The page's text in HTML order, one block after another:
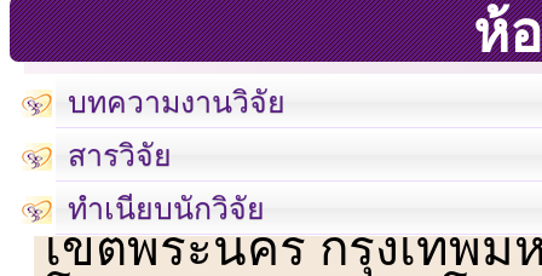
ห้
บทความงานวิจัย
สารวิจัย
ทำเนียบนักวิจัย
เลขที่ 23 ชั้น 2 ถนนวิ
เขตพระนคร กรุงเทพม